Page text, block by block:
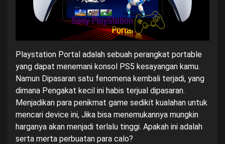
Playstation Portal adalah sebuah perangkat portable
yang dapat menemani konsol PS5 kesayangan kamu.
Namun Dipasaran satu fenomena kembali terjadi, yang
dimana Pengakat kecil ini habis terjual dipasaran.
Menjadikan para penikmat game sedikit kualahan untuk
mencari device ini, Jika bisa menemukannya mungkin
harganya akan menjadi terlalu tinggi. Apakah ini adalah
serta merta perbuatan para calo?